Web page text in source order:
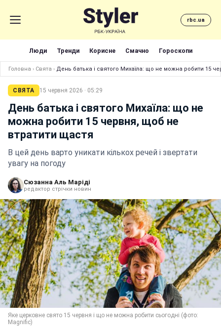
rbc.ua
Люди Тренди Корисне Смачно Гороскопи
Головна › Свята › День батька і святого Михаїла: що не можна робити 15
СВЯТА 15 червня 2026 · 05:29
День батька і святого Михаїла: що не
можна робити 15 червня, щоб не
втратити щастя
В цей день варто уникати кількох речей і звертати
увагу на погоду
Сюзанна Аль Маріді
редактор стрічки новин
Яке церковне свято 15 червня і що не можна робити сьогодні (фото:
Magnific)